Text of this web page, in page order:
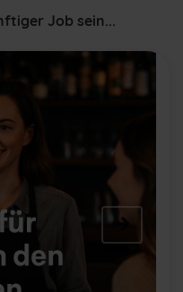
Job sein...